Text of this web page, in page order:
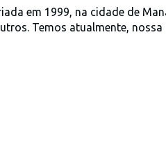
em 1999, na cidade de
Temos atualmente,